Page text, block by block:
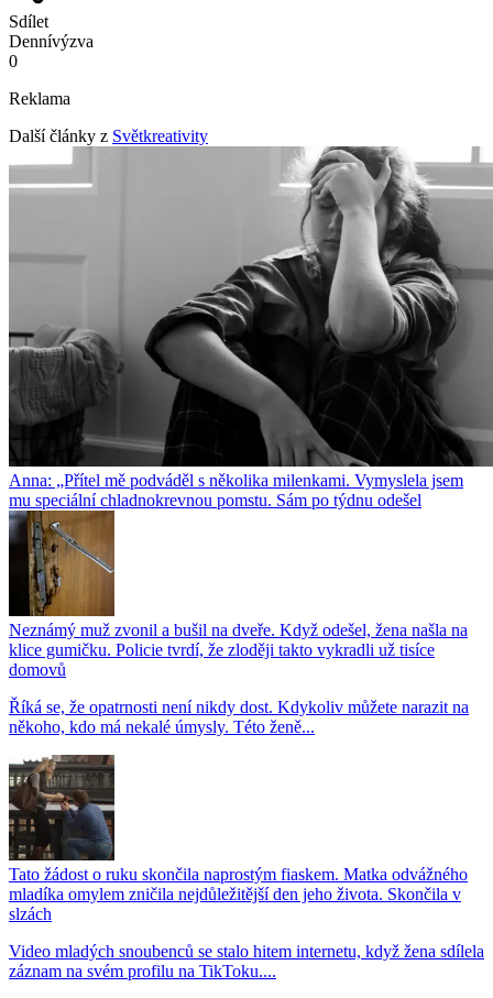
Sdílet
Dennívýzva
0
Reklama
Další články z Světkreativity
Anna: „Přítel mě podváděl s několika milenkami. Vymyslela jsem
mu speciální chladnokrevnou pomstu. Sám po týdnu odešel
Neznámý muž zvonil a bušil na dveře. Když odešel, žena našla na
klice gumičku. Policie tvrdí, že zloději takto vykradli už tisíce
domovů
Říká se, že opatrnosti není nikdy dost. Kdykoliv můžete narazit na
někoho, kdo má nekalé úmysly. Této ženě...
Tato žádost o ruku skončila naprostým fiaskem. Matka odvážného
mladíka omylem zničila nejdůležitější den jeho života. Skončila v
slzách
Video mladých snoubenců se stalo hitem internetu, když žena sdílela
záznam na svém profilu na TikToku....